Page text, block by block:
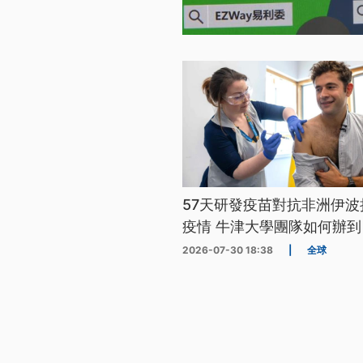
57天研發疫苗對抗非洲伊
疫情 牛津大學團隊如何辦
2026-07-30 18:38 全球